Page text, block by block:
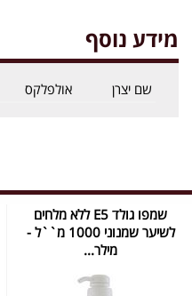
מידע נוסף
שם יצרן אולפלקס
שמפו גולד E5 ללא מלחים
לשיער שמנוני 1000 מ``ל -
מילר...